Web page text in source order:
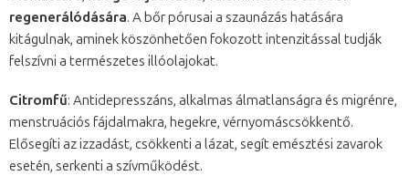
regenerálódására. A bőr pórusai a szaunázás hatására
kitágulnak, aminek köszönhetően fokozott intenzitással tudják
felszívni a természetes illóolajokat.
Citromfű: Antidepresszáns, alkalmas álmatlanságra és migrénre,
menstruációs fájdalmakra, hegekre, vérnyomáscsökkentő.
Elősegíti az izzadást, csökkenti a lázat, segít emésztési zavarok
esetén, serkenti a szívműködést.